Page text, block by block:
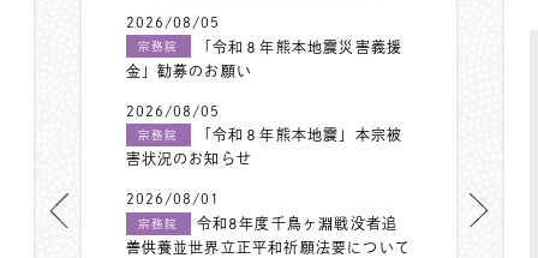
2026/08/05
宗務院
「令和８年熊本地震災害義援
金」勧募のお願い
2026/08/05
宗務院
「令和８年熊本地震」本宗被
害状況のお知らせ
2026/08/01
宗務院
令和8年度千鳥ヶ淵戦没者追
善供養並世界立正平和祈願法要について